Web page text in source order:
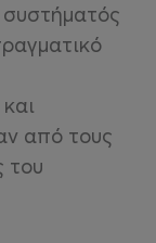
από τους
του